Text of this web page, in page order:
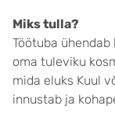
Miks tulla?
Töötuba
oma tuleviku
mida eluks Kuul
innustab ja